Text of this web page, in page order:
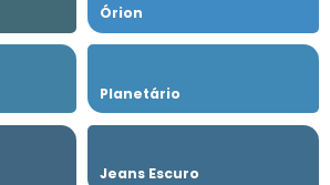
Órion
Planetário
Jeans Escuro